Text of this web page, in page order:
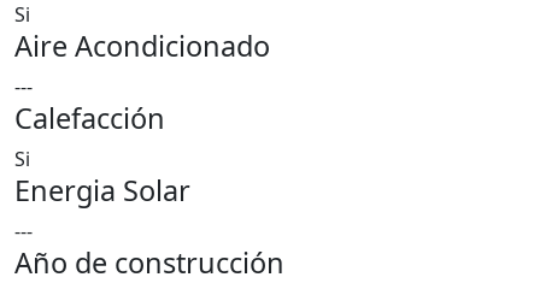
Si
Aire Acondicionado
---
Calefacción
Si
Energia Solar
---
Año de construcción